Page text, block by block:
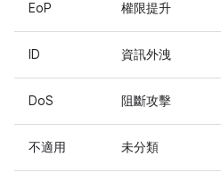
EoP 權限提升
ID 資訊外洩
DoS 阻斷攻擊
不適用 未分類